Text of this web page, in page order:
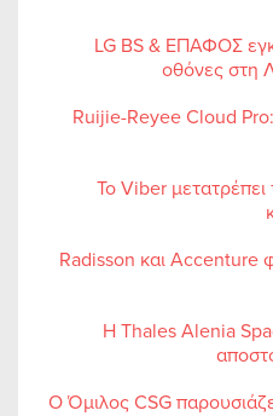
LG BS & ΕΠΑΦΟΣ
οθόνες στη
Ruijie-Reyee Cloud Pro:
Το Viber
Radisson και Accenture
Η Thales Alenia
Ο Όμιλος CSG